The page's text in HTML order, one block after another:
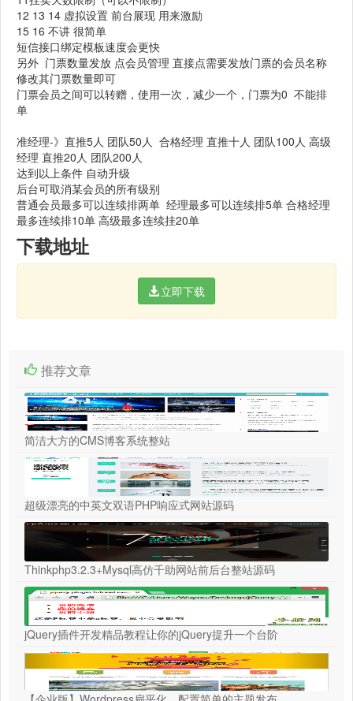
12 13 14 虚拟设置 前台展现 用来激励
15 16 不讲 很简单
短信接口绑定模板速度会更快
另外 门票数量发放 点会员管理 直接点需要发放门票的会员名称
修改其门票数量即可
门票会员之间可以转赠，使用一次，减少一个，门票为0 不能排
单
准经理-》直推5人 团队50人 合格经理 直推十人 团队100人 高级
经理 直推20人 团队200人
达到以上条件 自动升级
后台可取消某会员的所有级别
普通会员最多可以连续排两单 经理最多可以连续排5单 合格经理
最多连续排10单 高级最多连续挂20单
下载地址
立即下载
推荐文章
简洁大方的CMS博客系统整站
超级漂亮的中英文双语PHP响应式网站源码
Thinkphp3.2.3+Mysql高仿千助网站前后台整站源码
jQuery插件开发精品教程让你的jQuery提升一个台阶